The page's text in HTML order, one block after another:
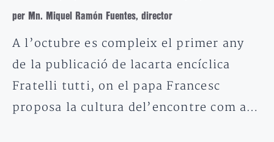
per Mn. Miquel Ramón Fuentes, director
A l’octubre es compleix el primer any
de la publicació de lacarta encíclica
Fratelli tutti, on el papa Francesc
proposa la cultura del’encontre com a…